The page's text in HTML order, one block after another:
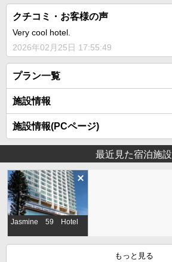
クチコミ・お客様の声
Very cool hotel.
2026年02月25日 17:55:49
プラン一覧
施設情報
施設情報(PCページ)
最近見た宿泊施設
Jasmine 59 Hotel
もっと見る